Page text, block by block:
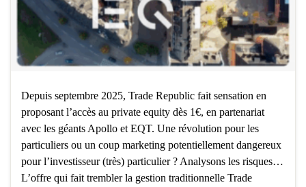
Depuis septembre 2025, Trade Republic fait sensation en
proposant l’accès au private equity dès 1€, en partenariat
avec les géants Apollo et EQT. Une révolution pour les
particuliers ou un coup marketing potentiellement dangereux
pour l’investisseur (très) particulier ? Analysons les risques…
L’offre qui fait trembler la gestion traditionnelle Trade